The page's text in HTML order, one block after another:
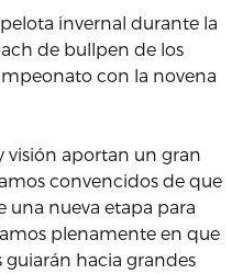
invernal durante la
de bullpen de los
con la novena
visión aportan un gran
convencidos de que
una nueva etapa para
plenamente en que
hacia grandes